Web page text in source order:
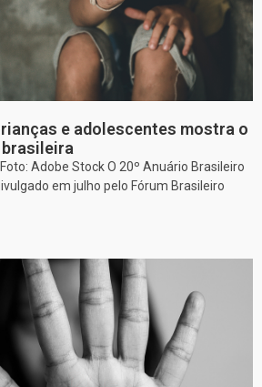
e adolescentes mostra o
brasileira
Adobe Stock O 20º Anuário Brasileiro
em julho pelo Fórum Brasileiro